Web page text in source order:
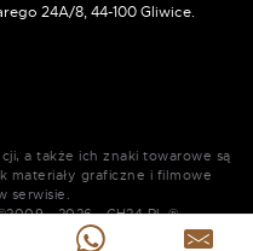
24A/8, 44-100 Gliwice.
a także ich znaki towarowe są
materiały graficzne i filmowe
serwisie.
- 2026 - CH24.PL ®